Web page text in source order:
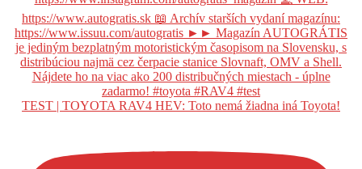
TEST | TOYOTA RAV4 HEV: Toto nemá žiadna iná Toyota!